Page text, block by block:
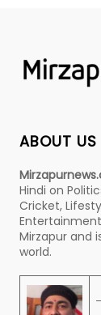
ABOUT US
Hindi on
Cricket,
Mirzapur and
world.